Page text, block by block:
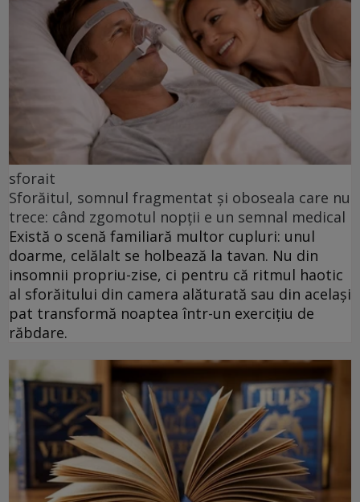
sforait
Sforăitul, somnul fragmentat și oboseala care nu
trece: când zgomotul nopții e un semnal medical
Există o scenă familiară multor cupluri: unul
doarme, celălalt se holbează la tavan. Nu din
insomnii propriu-zise, ci pentru că ritmul haotic
al sforăitului din camera alăturată sau din același
pat transformă noaptea într-un exercițiu de
răbdare.